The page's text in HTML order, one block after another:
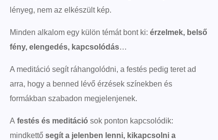
lényeg, nem az elkészült kép.
Minden alkalom egy külön témát bont ki: érzelmek, belső
fény, elengedés, kapcsolódás…
A meditáció segít ráhangolódni, a festés pedig teret ad
arra, hogy a benned lévő érzések színekben és
formákban szabadon megjelenjenek.
A festés és meditáció sok ponton kapcsolódik:
mindkettő segít a jelenben lenni, kikapcsolni a